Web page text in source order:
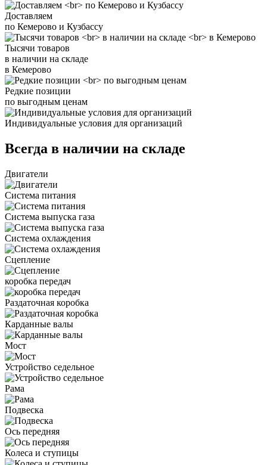
Доставляем
по Кемерово и Кузбассу
Тысячи товаров
в наличии на складе
в Кемерово
Редкие позиции
по выгодным ценам
Индивидуальные условия для организаций
Всегда в наличии на складе
Двигатели
Система питания
Система выпуска газа
Система охлаждения
Сцепление
коробка передач
Раздаточная коробка
Карданные валы
Мост
Устройство седельное
Рама
Подвеска
Ось передняя
Колеса и ступицы